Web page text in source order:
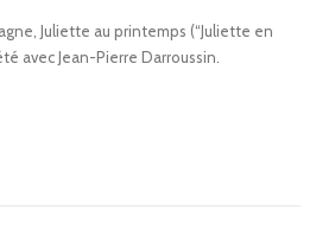
Juliette au printemps (“Juliette en
avec Jean-Pierre Darroussin.